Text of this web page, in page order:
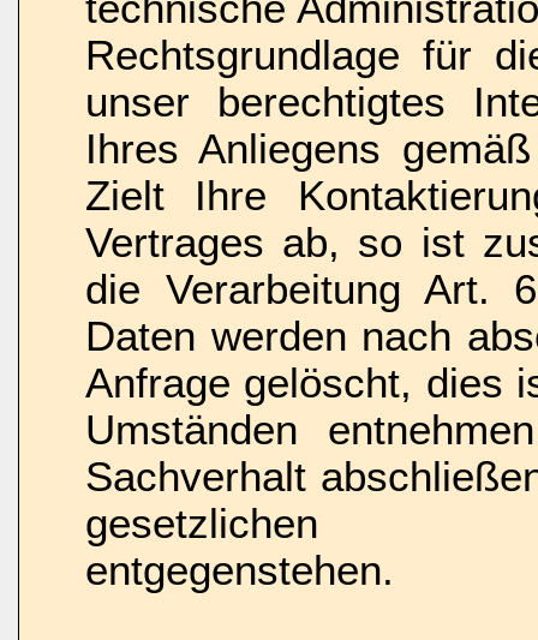
Rechtsgrundlage für
unser berechtigtes
Ihres Anliegens
Zielt Ihre
Vertrages ab, so ist
die Verarbeitung Art.
Daten werden nach
Anfrage gelöscht, dies
Umständen
Sachverhalt
gesetzlichen
entgegenstehen.